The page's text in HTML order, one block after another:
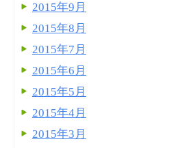
2015年9月
2015年8月
2015年7月
2015年6月
2015年5月
2015年4月
2015年3月